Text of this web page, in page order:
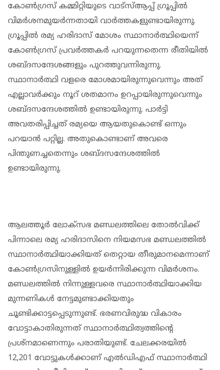
കോണ്‍ഗ്രസ് കമ്മിറ്റിയുടെ വാട്‌സ്ആപ്പ് ഗ്രൂപ്പില്‍
വിമര്‍ശനമുയര്‍ന്നതായി വാര്‍ത്തകളുണ്ടായിരുന്നു.
ഗ്രൂപ്പില്‍ രമ്യ ഹരിദാസ് മോശം സ്ഥാനാര്‍ത്ഥിയെന്ന്
കോണ്‍ഗ്രസ് പ്രവര്‍ത്തകര്‍ പറയുന്നതെന്ന രീതിയില്‍
ശബ്ദസന്ദേശങ്ങളും പുറത്തുവന്നിരുന്നു.
സ്ഥാനാര്‍ത്ഥി വളരെ മോശമായിരുന്നുവെന്നും അത്
എല്ലാവര്‍ക്കും നൂറ് ശതമാനം ഉറപ്പായിരുന്നുവെന്നും
ശബ്ദസന്ദേശത്തില്‍ ഉണ്ടായിരുന്നു. പാര്‍ട്ടി
അവതരിപ്പിച്ചത് രമ്യയെ ആയതുകൊണ്ട് ഒന്നും
പറയാന്‍ പറ്റില്ല. അതുകൊണ്ടാണ് അവരെ
പിന്തുണച്ചതെന്നും ശബ്ദസന്ദേശത്തില്‍
ഉണ്ടായിരുന്നു.
ആലത്തൂര്‍ ലോക്സഭ മണ്ഡലത്തിലെ തോല്‍വിക്ക്
പിന്നാലെ രമ്യ ഹരിദാസിനെ നിയമസഭ മണ്ഡലത്തില്‍
സ്ഥാനാര്‍ത്ഥിയാക്കിയത് തെറ്റായ തീരുമാനമെന്നാണ്
കോണ്‍ഗ്രസിനുള്ളില്‍ ഉയര്‍ന്നിരിക്കുന്ന വിമര്‍ശനം.
മണ്ഡലത്തില്‍ നിന്നുള്ളവരെ സ്ഥാനാര്‍ത്ഥിയാക്കിയ
മുന്നണികള്‍ നേട്ടമുണ്ടാക്കിയതും
ചൂണ്ടിക്കാട്ടപ്പെടുന്നുണ്ട്. ഭരണവിരുദ്ധ വികാരം
വോട്ടാകാതിരുന്നത് സ്ഥാനാര്‍ത്ഥിത്വത്തിന്റെ
പ്രശ്നമാണെന്നും പരാതിയുണ്ട്. ചേലക്കരയില്‍
12,201 വോട്ടുകള്‍ക്കാണ് എല്‍ഡിഎഫ് സ്ഥാനാര്‍ത്ഥി